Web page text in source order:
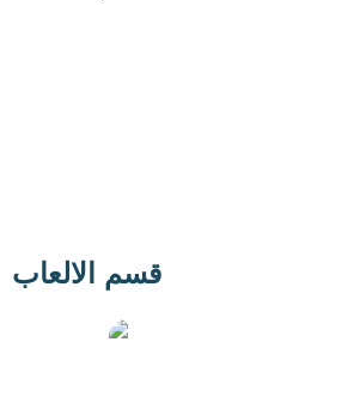
قسم الالعاب